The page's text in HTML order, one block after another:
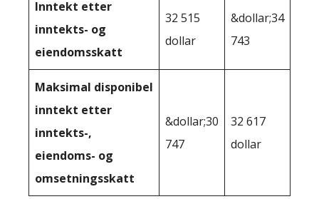
Inntekt etter
inntekts- og
eiendomsskatt
32 515
dollar
&dollar;34
743
Maksimal disponibel
inntekt etter
inntekts-,
eiendoms- og
omsetningsskatt
&dollar;30
747
32 617
dollar